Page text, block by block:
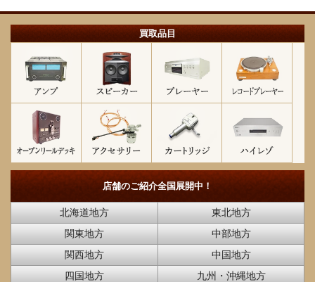
買取品目
店舗のご紹介全国展開中！
北海道地方
東北地方
関東地方
中部地方
関西地方
中国地方
四国地方
九州・沖縄地方